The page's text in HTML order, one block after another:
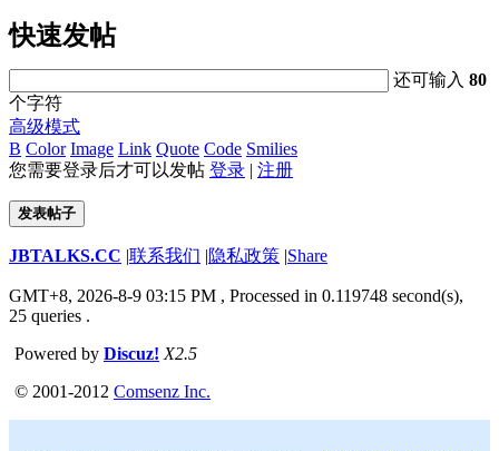
快速发帖
还可输入80
个字符
高级模式
B Color Image Link Quote Code Smilies
您需要登录后才可以发帖 登录 | 注册
发表帖子
JBTALKS.CC |联系我们 |隐私政策 |Share
GMT+8, 2026-8-9 03:15 PM , Processed in 0.119748 second(s),
25 queries .
Powered by Discuz! X2.5
© 2001-2012 Comsenz Inc.